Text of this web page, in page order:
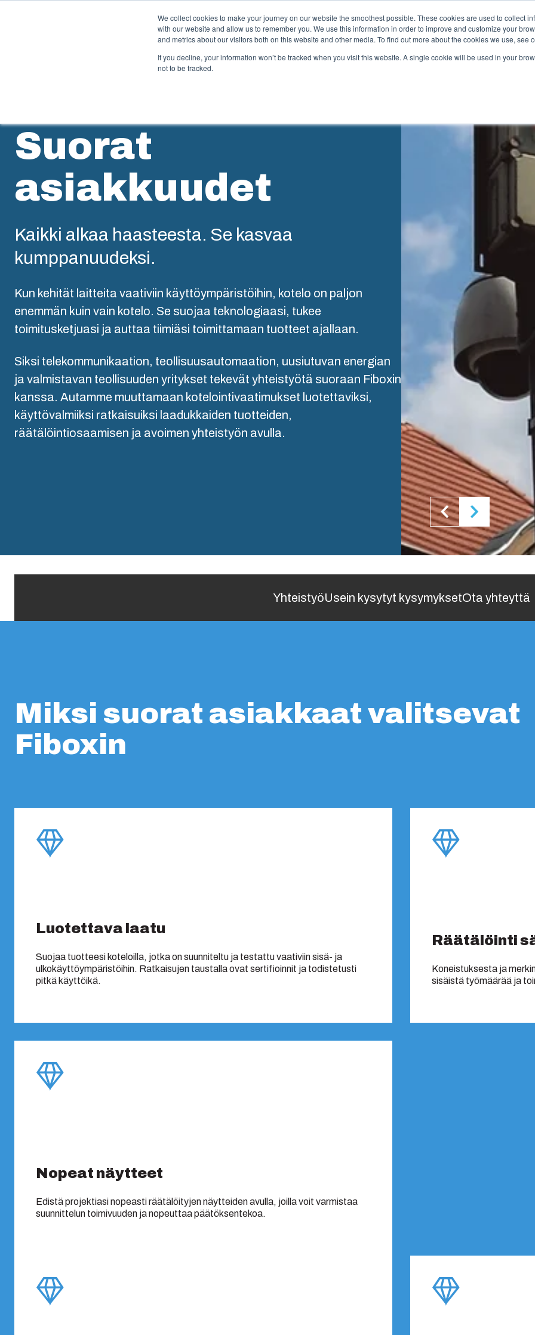
We collect cookies to make your journey on our website the smoothest possible. These cookies are used to collect
with our website and allow us to remember you. We use this information in order to improve and customize your
and metrics about our visitors both on this website and other media. To find out more about the cookies we use, see
If you decline, your information won’t be tracked when you visit this website. A single cookie will be used in your
not to be tracked.
TarjoamaKumppanitMateriaalit Meistä
Laajasta kotelo- ja kaappivalikoimastamme
löytyy ratkaisu kaikkiin käyttöympäristöihin.
Tuotehaku
kustomointi
polykarbonaattia?
Palvelumme kattavat koko prosessin.
luominen
Logistiikka & varastointi
kokoonpano
Toimitamme kokonaisvaltaisia
sähköjärjestelmiä aina teknisestä
suunnittelusta ja
Tuotekehitys- ja tekninen
suunnittelu
Ohjauspaneelien
Toimitusketjun hallinta
Suorat
asiakkuudet
Kaikki alkaa haasteesta. Se kasvaa
kumppanuudeksi.
Kun kehität laitteita vaativiin käyttöympäristöihin, kotelo on paljon
enemmän kuin vain kotelo. Se suojaa teknologiaasi, tukee
toimitusketjuasi ja auttaa tiimiäsi toimittamaan tuotteet ajallaan.
Siksi telekommunikaation, teollisuusautomaation, uusiutuvan energian
ja valmistavan teollisuuden yritykset tekevät yhteistyötä suoraan Fiboxin
kanssa. Autamme muuttamaan kotelointivaatimukset luotettaviksi,
käyttövalmiiksi ratkaisuiksi laadukkaiden tuotteiden,
räätälöintiosaamisen ja avoimen yhteistyön avulla.
YhteistyöUsein kysytyt kysymyksetOta yhteyttä
Miksi suorat asiakkaat valitsevat
Fiboxin
Luotettava laatu
Suojaa tuotteesi koteloilla, jotka on suunniteltu ja testattu vaativiin sisä- ja
ulkokäyttöympäristöihin. Ratkaisujen taustalla ovat sertifioinnit ja todistetusti
pitkä käyttöikä.
Räätälöinti
Koneistuksesta ja
sisäistä työmäärää ja
Nopeat näytteet
Edistä projektiasi nopeasti räätälöityjen näytteiden avulla, joilla voit varmistaa
suunnittelun toimivuuden ja nopeuttaa päätöksentekoa.